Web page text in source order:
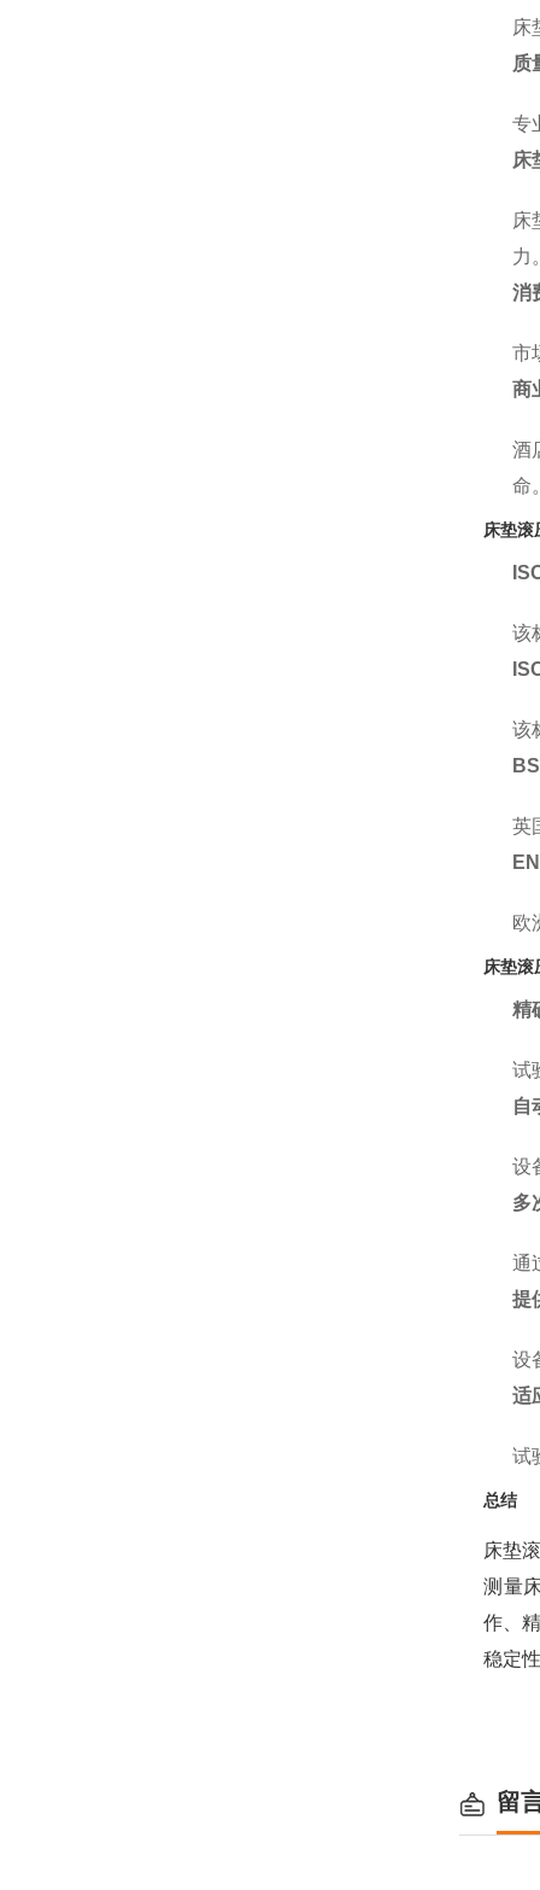
床
质
专
床
床
力
消
市
商
酒
命
床垫滚
该
该
英
欧
床垫滚
精
试
自
设
多
通
提
设
适
试
总结
床垫
测量
作、
稳定
留